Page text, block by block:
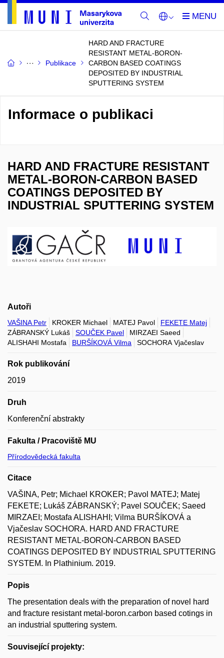
Publikace
HARD AND FRACTURE
RESISTANT METAL-BORON-
CARBON BASED COATINGS
DEPOSITED BY INDUSTRIAL
SPUTTERING SYSTEM
Informace o publikaci
HARD AND FRACTURE RESISTANT
METAL-BORON-CARBON BASED
COATINGS DEPOSITED BY
INDUSTRIAL SPUTTERING SYSTEM
Autoři
VAŠINA Petr KROKER Michael MATEJ Pavol
FEKETE Matej
ZÁBRANSKÝ Lukáš
SOUČEK Pavel
MIRZAEI Saeed
ALISHAHI Mostafa
BURŠÍKOVÁ Vilma SOCHORA Vjačeslav
Rok publikování
2019
Druh
Konferenční abstrakty
Fakulta / Pracoviště MU
Přírodovědecká fakulta
Citace
VAŠINA, Petr; Michael KROKER; Pavol MATEJ; Matej
FEKETE; Lukáš ZÁBRANSKÝ; Pavel SOUČEK; Saeed
MIRZAEI; Mostafa ALISHAHI; Vilma BURŠÍKOVÁ a
Vjačeslav SOCHORA. HARD AND FRACTURE
RESISTANT METAL-BORON-CARBON BASED
COATINGS DEPOSITED BY INDUSTRIAL SPUTTERING
SYSTEM. In Plathinium. 2019.
Popis
The presentation deals with the preparation of novel hard
and fracture resistant metal-boron.carbon based cotings in
an industrial sputtering system.
Související projekty: